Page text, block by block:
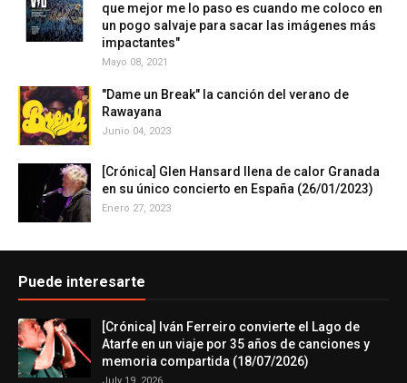
que mejor me lo paso es cuando me coloco en
un pogo salvaje para sacar las imágenes más
impactantes"
Mayo 08, 2021
"Dame un Break" la canción del verano de
Rawayana
Junio 04, 2023
[Crónica] Glen Hansard llena de calor Granada
en su único concierto en España (26/01/2023)
Enero 27, 2023
Puede interesarte
[Crónica] Iván Ferreiro convierte el Lago de
Atarfe en un viaje por 35 años de canciones y
memoria compartida (18/07/2026)